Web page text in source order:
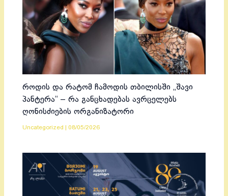
როდის და რატომ ჩამოდის თბილისში „შავი
პანტერა“ – რა განცხადებას ავრცელებს
ღონისძიების ორგანიზატორი
Uncategorized 08/05/2026